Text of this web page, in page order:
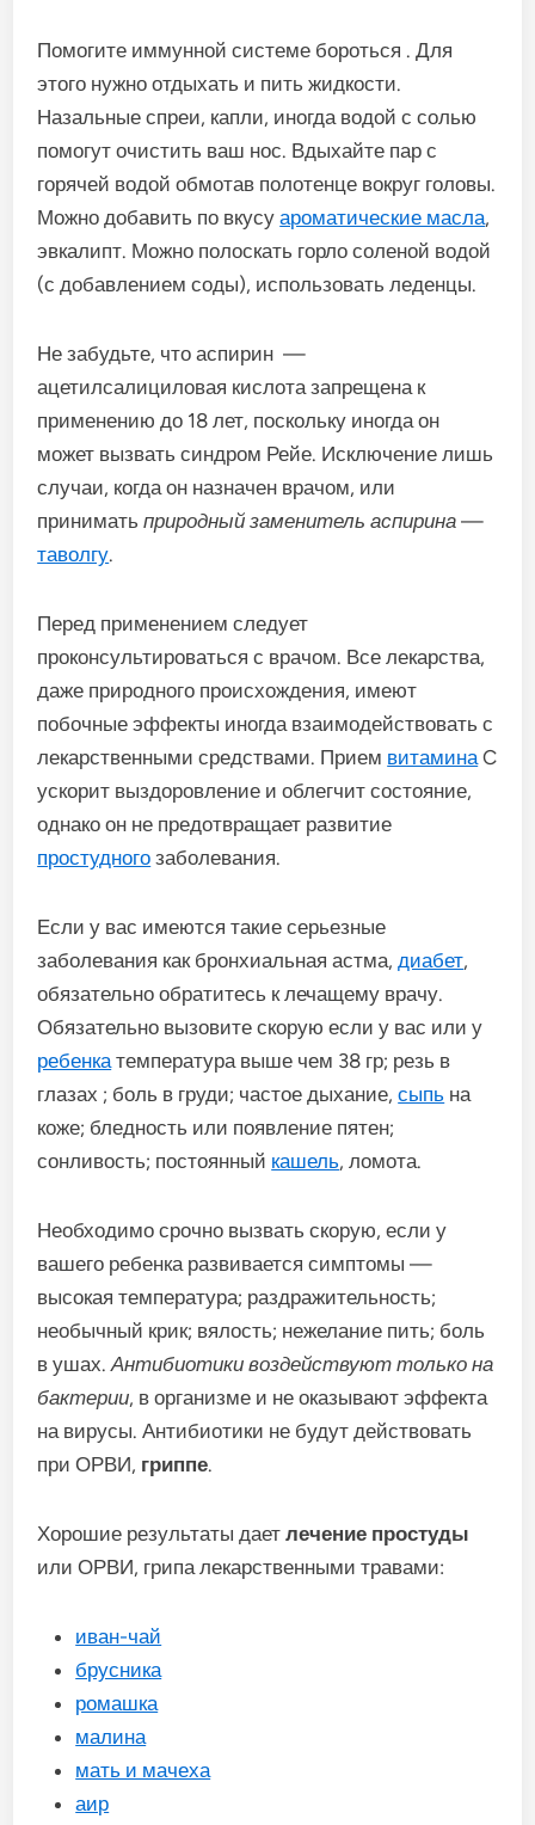
Помогите иммунной системе бороться . Для
этого нужно отдыхать и пить жидкости.
Назальные спреи, капли, иногда водой с солью
помогут очистить ваш нос. Вдыхайте пар с
горячей водой обмотав полотенце вокруг головы.
Можно добавить по вкусуароматические масла,
эвкалипт. Можно полоскать горло соленой водой
(с добавлением соды), использовать леденцы.
Не забудьте, что аспирин —
ацетилсалициловая кислота запрещена к
применению до 18 лет, поскольку иногда он
может вызвать синдром Рейе. Исключение лишь
случаи, когда он назначен врачом, или
приниматьприродный заменитель аспирина —
таволгу.
Перед применением следует
проконсультироваться с врачом. Все лекарства,
даже природного происхождения, имеют
побочные эффекты иногда взаимодействовать с
лекарственными средствами. Прием витамина C
ускорит выздоровление и облегчит состояние,
однако он не предотвращает развитие
простудного заболевания.
Если у вас имеются такие серьезные
заболевания как бронхиальная астма, диабет,
обязательно обратитесь к лечащему врачу.
Обязательно вызовите скорую если у вас или у
ребенка температура выше чем 38 гр; резь в
глазах ; боль в груди; частое дыхание,сыпь на
коже; бледность или появление пятен;
сонливость; постоянный кашель, ломота.
Необходимо срочно вызвать скорую, если у
вашего ребенка развивается симптомы —
высокая температура; раздражительность;
необычный крик; вялость; нежелание пить; боль
в ушах.Антибиотики воздействуют только на
бактерии, в организме и не оказывают эффекта
на вирусы. Антибиотики не будут действовать
при ОРВИ, гриппе.
Хорошие результаты даетлечение простуды
или ОРВИ, грипа лекарственными травами:
иван-чай
брусника
ромашка
малина
мать и мачеха
аир